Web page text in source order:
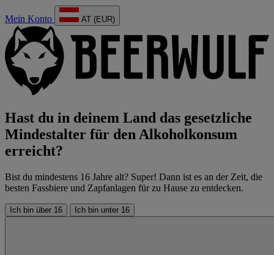
Mein Konto AT (EUR)
Hast du in deinem Land das gesetzliche
Mindestalter für den Alkoholkonsum
erreicht?
Bist du mindestens 16 Jahre alt? Super! Dann ist es an der Zeit, die
besten Fassbiere und Zapfanlagen für zu Hause zu entdecken.
Ich bin über 16 Ich bin unter 16